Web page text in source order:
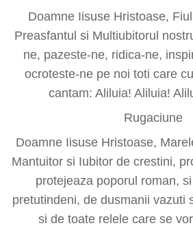
Doamne Iisuse Hristoase,
Preasfantul si Multiubitorul
ne, pazeste-ne, ridica-ne,
ocroteste-ne pe noi toti care
cantam: Aliluia! Aliluia!
Rugaciune
Doamne Iisuse Hristoase,
Mantuitor si Iubitor de crestini,
protejeaza poporul roman,
pretutindeni, de dusmanii vazuti
si de toate relele care se